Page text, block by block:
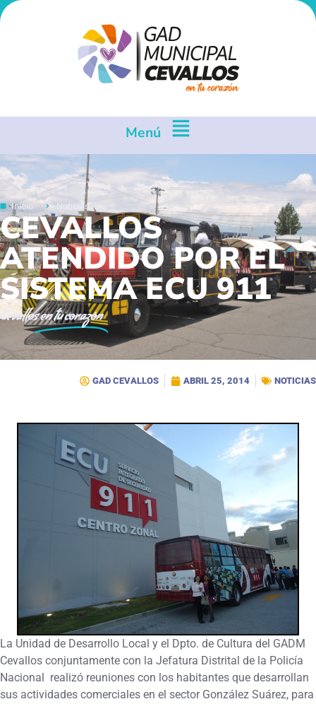
Menú
Inicio Noticias
CEVALLOS
ATENDIDO POR EL
SISTEMA ECU 911
Cevallosen tu corazón
GAD CEVALLOS ABRIL 25, 2014 NOTICIAS
La Unidad de Desarrollo Local y el Dpto. de Cultura del GADM
Cevallos conjuntamente con la Jefatura Distrital de la Policía
Nacional realizó reuniones con los habitantes que desarrollan
sus actividades comerciales en el sector González Suárez, para